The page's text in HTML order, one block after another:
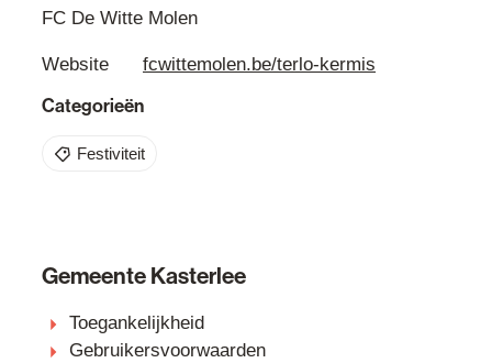
FC De Witte Molen
Website fcwittemolen.be/terlo-kermis
Categorieën
Festiviteit
Gemeente Kasterlee
Toegankelijkheid
Gebruikersvoorwaarden